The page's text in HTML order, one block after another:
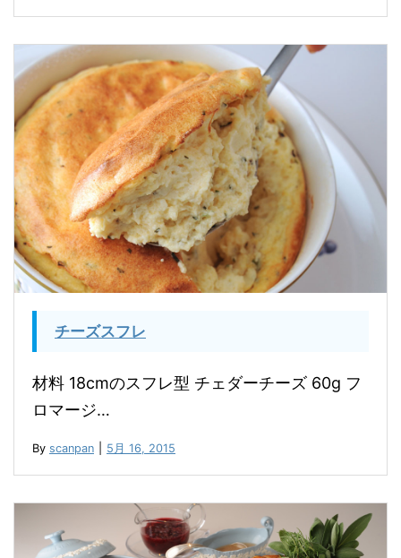
チーズスフレ
材料 18cmのスフレ型 チェダーチーズ 60g フ
ロマージ…
By scanpan 5月 16, 2015